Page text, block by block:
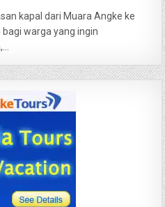
kapal dari Muara Angke ke
warga yang ingin